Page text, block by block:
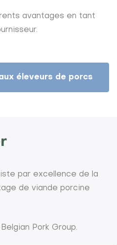
avantages en tant
éleveurs de porcs
par excellence de la
de viande porcine
Pork Group.